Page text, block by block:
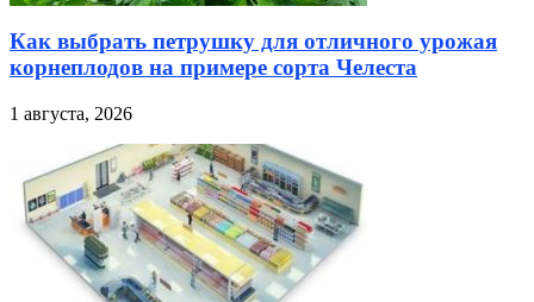
Как выбрать петрушку для отличного урожая
корнеплодов на примере сорта Челеста
1 августа, 2026